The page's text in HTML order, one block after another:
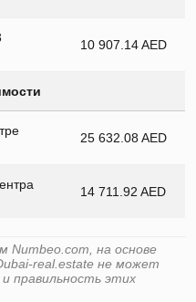
10 907.14 AED
25 632.08 AED
14 711.92 AED
Numbeo.com, на основе
real.estate не может
правильность этих